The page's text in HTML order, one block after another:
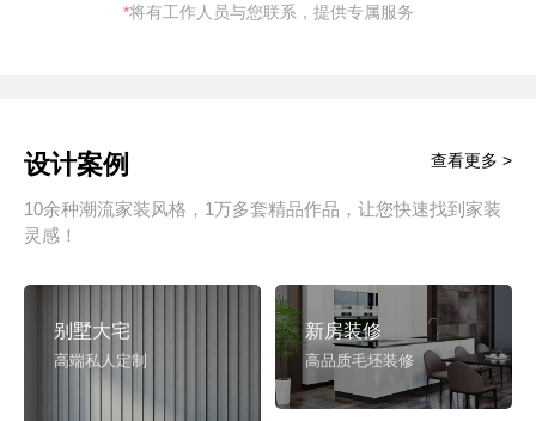
*将有工作人员与您联系，提供专属服务
设计案例
10余种潮流家装风格，1万多套精品作品，让您快速找到家装
灵感！
查看更多 >
别墅大宅
高端私人定制
新房装修
高品质毛坯装修